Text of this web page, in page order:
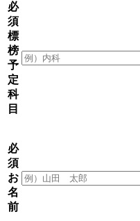
必
須
標
榜
予
定
科
目
必
須
お
名
前